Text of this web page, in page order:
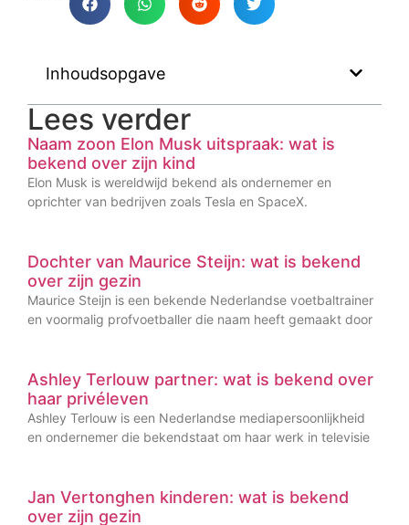
Inhoudsopgave
Lees verder
Naam zoon Elon Musk uitspraak: wat is
bekend over zijn kind
Elon Musk is wereldwijd bekend als ondernemer en
oprichter van bedrijven zoals Tesla en SpaceX.
Dochter van Maurice Steijn: wat is bekend
over zijn gezin
Maurice Steijn is een bekende Nederlandse voetbaltrainer
en voormalig profvoetballer die naam heeft gemaakt door
Ashley Terlouw partner: wat is bekend over
haar privéleven
Ashley Terlouw is een Nederlandse mediapersoonlijkheid
en ondernemer die bekendstaat om haar werk in televisie
Jan Vertonghen kinderen: wat is bekend
over zijn gezin